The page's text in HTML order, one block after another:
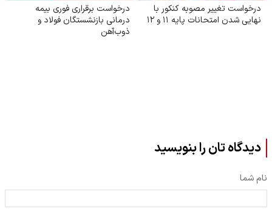
درخواست تغییر مصوبه کنکور با
نهایی شدن امتحانات پایه ۱۱ و ۱۲
درخواست برقراری فوری بیمه
درمانی بازنشستگان فولاد و
ذوب‌آهن
دیدگاه تان را بنویسید
نام شما